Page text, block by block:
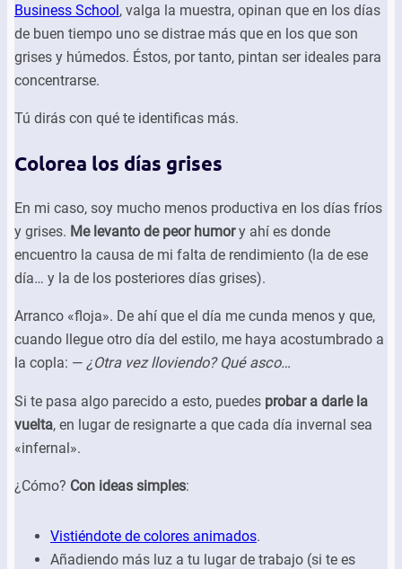
Business School, valga la muestra, opinan que en los días
de buen tiempo uno se distrae más que en los que son
grises y húmedos. Éstos, por tanto, pintan ser ideales para
concentrarse.
Tú dirás con qué te identificas más.
Colorea los días grises
En mi caso, soy mucho menos productiva en los días fríos
y grises. Me levanto de peor humory ahí es donde
encuentro la causa de mi falta de rendimiento (la de ese
día… y la de los posteriores días grises).
Arranco «floja». De ahí que el día me cunda menos y que,
cuando llegue otro día del estilo, me haya acostumbrado a
la copla: — ¿Otra vez lloviendo? Qué asco…
Si te pasa algo parecido a esto, puedes probar a darle la
vuelta, en lugar de resignarte a que cada día invernal sea
«infernal».
¿Cómo? Con ideas simples:
Vistiéndote de colores animados.
Añadiendo más luz a tu lugar de trabajo (si te es